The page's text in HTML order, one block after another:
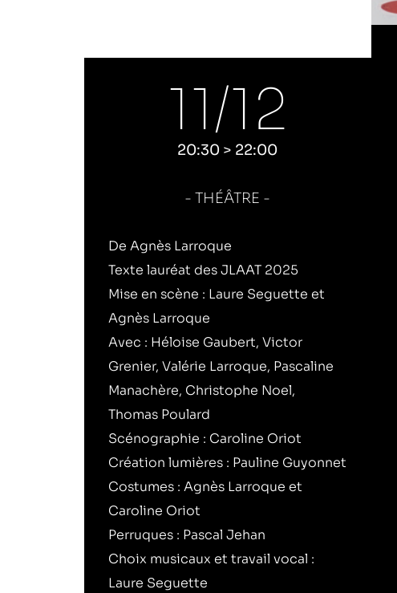
11/12
20:30 > 22:00
THÉÂTRE
De Agnès Larroque
Texte lauréat des JLAAT 2025
Mise en scène : Laure Seguette et
Agnès Larroque
Avec : Héloise Gaubert, Victor
Grenier, Valérie Larroque, Pascaline
Manachère, Christophe Noel,
Thomas Poulard
Scénographie : Caroline Oriot
Création lumières : Pauline Guyonnet
Costumes : Agnès Larroque et
Caroline Oriot
Perruques : Pascal Jehan
Choix musicaux et travail vocal :
Laure Seguette